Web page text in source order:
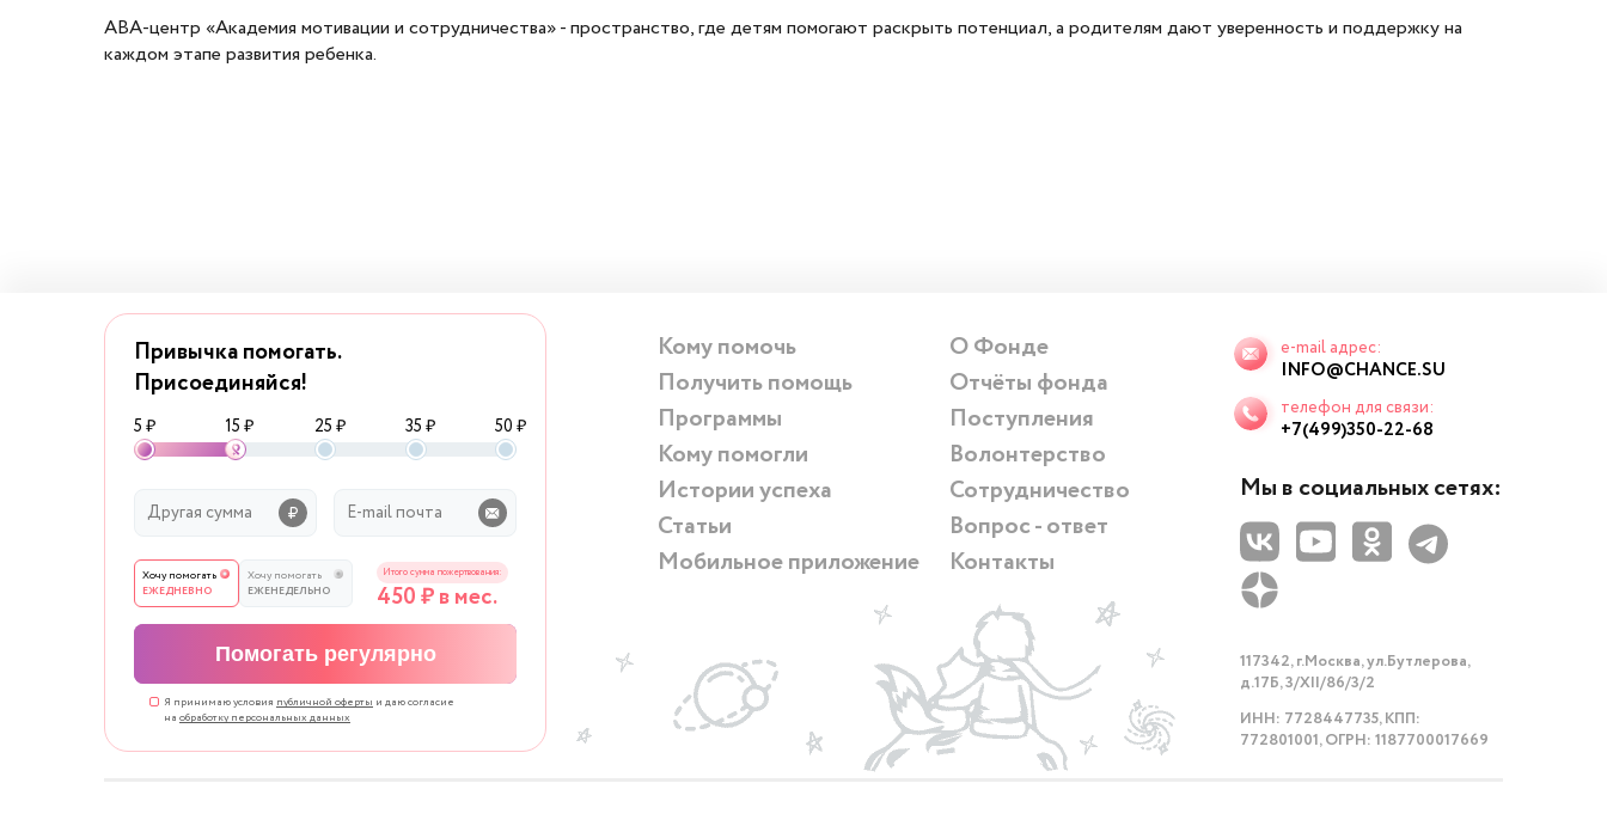
ABA-центр «Академия мотивации и сотрудничества» - пространство, где детям помогают раскрыть потенциал, а родителям дают уверенность и поддержку на
каждом этапе развития ребенка.
Привычка помогать.
Присоединяйся!
5 ₽ 15 ₽ 25 ₽ 35 ₽ 50 ₽
Хочу помогать
ЕЖЕДНЕВНО
Хочу помогать
ЕЖЕНЕДЕЛЬНО
Итого сумма пожертвования:
450₽ в мес.
Помогать регулярно
Я принимаю условия публичной оферты и даю согласие
на обработку персональных данных
Кому помочь
Получить помощь
Программы
Кому помогли
Истории успеха
Статьи
Мобильное приложение
О Фонде
Отчёты фонда
Поступления
Волонтерство
Сотрудничество
Вопрос - ответ
Контакты
e-mail адрес:
INFO@CHANCE.SU
телефон для связи:
+7(499)350-22-68
Мы в социальных сетях:
117342, г.Москва, ул.Бутлерова,
д.17Б, 3/XII/86/3/2
ИНН: 7728447735, КПП:
772801001, ОГРН: 1187700017669